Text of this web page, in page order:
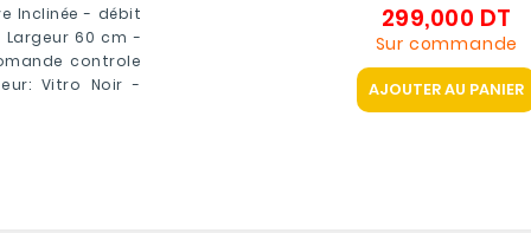
Inclinée - débit
60 cm -
controle
Vitro Noir -
299,000 DT
Sur commande
AJOUTER AU PANIER